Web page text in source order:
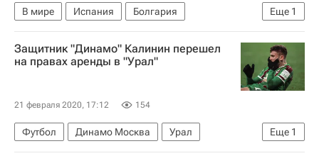
Еще 1
В мире Испания
Болгария
Бойко Борисов
Защитник "Динамо" Калинин перешел
на правах аренды в "Урал"
21 февраля 2020, 17:12 154
Еще 1
Футбол Динамо Москва
Урал
Игорь Калинин